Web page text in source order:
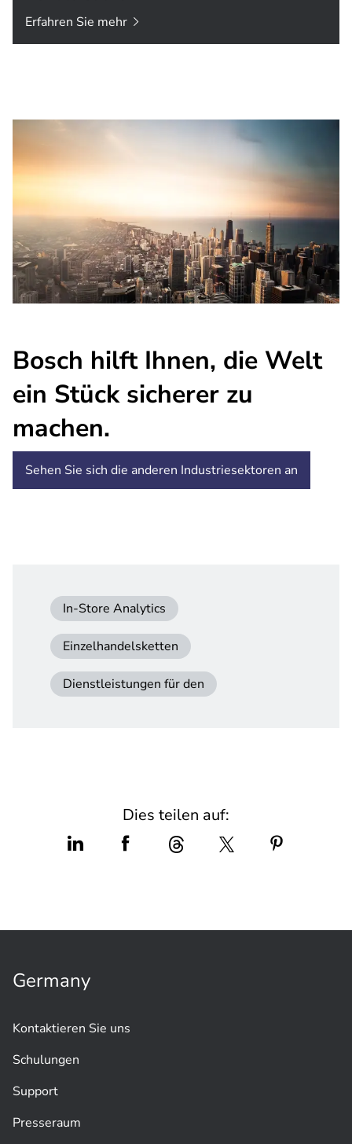
Erfahren Sie mehr
Bosch hilft Ihnen, die Welt
ein Stück sicherer zu
machen.
Sehen Sie sich die anderen Industriesektoren an
In-Store Analytics
Einzelhandelsketten
Dienstleistungen für den
Dies teilen auf:
Germany
Kontaktieren Sie uns
Schulungen
Support
Presseraum